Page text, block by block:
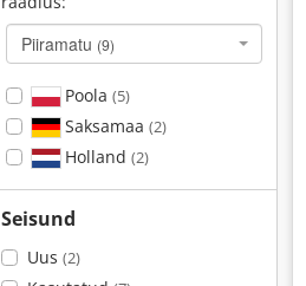
Piiramatu (9)
Poola (5)
Saksamaa (2)
Holland (2)
Seisund
Uus (2)